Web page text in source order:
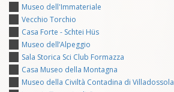
Museo dell'Immateriale
Vecchio Torchio
Casa Forte - Schtei Hüs
Museo dell’Alpeggio
Sala Storica Sci Club Formazza
Casa Museo della Montagna
Museo della Civiltà Contadina di Villadossola